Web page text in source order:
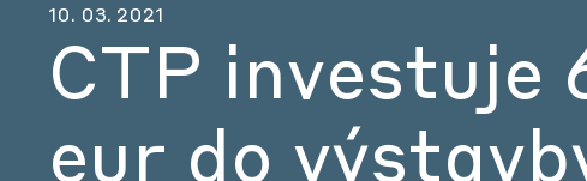
10. 03. 2021
CTP investuje
eur do